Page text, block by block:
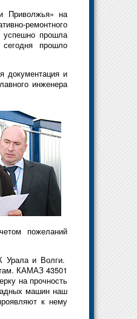
Приволжья» на
ремонтного
успешно прошла
прошло
документация и
инженера
пожеланий
Урала и Волги.
КАМАЗ 43501
на прочность
машин наш
к нему